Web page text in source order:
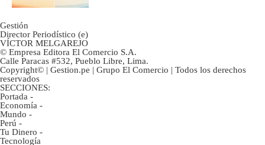
Gestión
Director Periodístico (e)
VÍCTOR MELGAREJO
© Empresa Editora El Comercio S.A.
Calle Paracas #532, Pueblo Libre, Lima.
Copyright© | Gestion.pe | Grupo El Comercio | Todos los derechos
reservados
SECCIONES:
Portada -
Economía -
Mundo -
Perú -
Tu Dinero -
Tecnología